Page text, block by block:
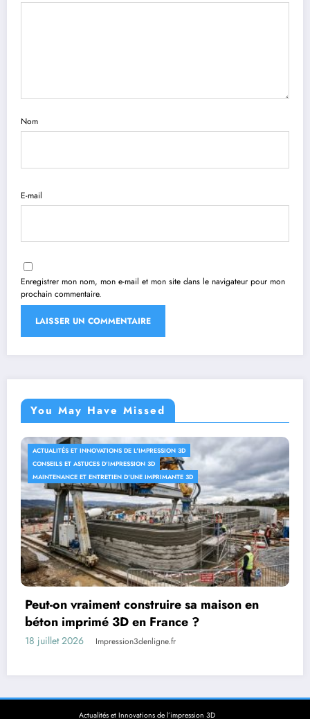
Nom
E-mail
Enregistrer mon nom, mon e-mail et mon site dans le navigateur pour mon
prochain commentaire.
You May Have Missed
ACTUALITÉS ET INNOVATIONS DE L'IMPRESSION 3D
CONSEILS ET ASTUCES D'IMPRESSION 3D
MAINTENANCE ET ENTRETIEN D'UNE IMPRIMANTE 3D
Bio-impression d’organes : que sait-on
vraiment imprimer aujourd’hui ?
18 juillet 2026 Impression3denligne.fr
Actualités et Innovations de l’impression 3D